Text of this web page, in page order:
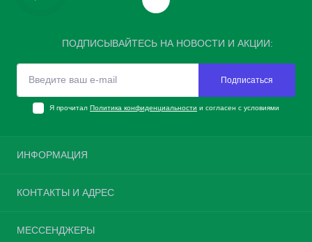
ПОДПИСЫВАЙТЕСЬ НА НОВОСТИ И АКЦИИ:
Подписаться
Я прочитал Политика конфиденциальности и согласен с условиями
ИНФОРМАЦИЯ
О нас
Политика конфиденциальности
КОНТАКТЫ И АДРЕС
МЕССЕНДЖЕРЫ